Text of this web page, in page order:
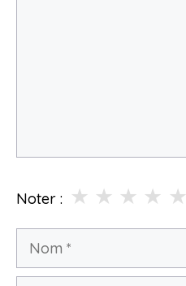
Noter : ★
★
★
★
★
Nom